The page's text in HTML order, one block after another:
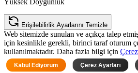
Yüksek Doygunluk
Erişilebilirlik Ayarlarını Temizle
Web sitemizde sunulan ve açıkça talep
için kesinlikle gerekli, birinci taraf oturum
kullanılmaktadır. Daha fazla bilgi için
Kabul Ediyorum Çerez Ayarları